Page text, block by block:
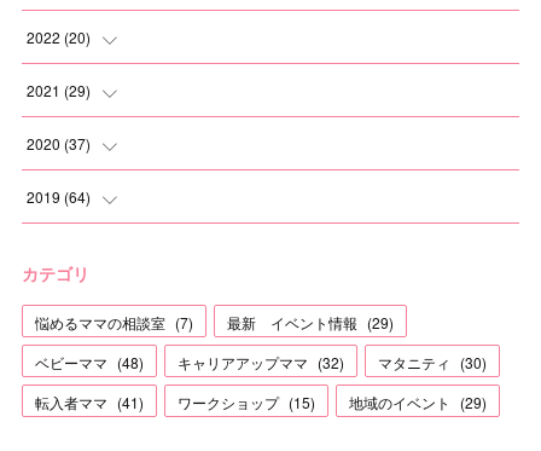
(1
(2
(1
(1
2022 (20)
(1
(1
(3
(1)
2021 (29)
(6
(2
(1)
(1)
2020 (37)
(2
(2)
(3)
2019 (64)
(12)
(5)
カテゴリ
悩めるママの相談室 (7) 最新 イベント情報 (29)
ベビーママ (48) キャリアアップママ (32) マタニティ (30)
転入者ママ (41) ワークショップ (15) 地域のイベント (29)